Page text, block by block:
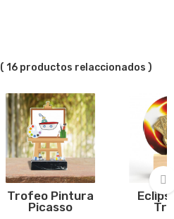
( 16 productos relaccionados )
Trofeo Pintura
Picasso
›